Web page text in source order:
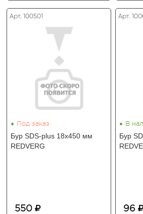
Арт. 100501
• Под заказ
Бур SDS-plus 18х450 мм
REDVERG
550
Арт.
• В
Бур
96